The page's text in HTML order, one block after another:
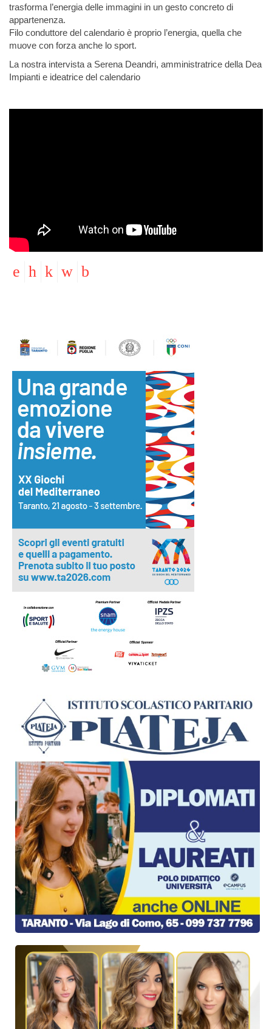
trasforma l’energia delle immagini in un gesto concreto di
appartenenza.
Filo conduttore del calendario è proprio l’energia, quella che
muove con forza anche lo sport.
La nostra intervista a Serena Deandri, amministratrice della Dea
Impianti e ideatrice del calendario